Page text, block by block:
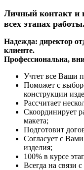
Личный контакт и
всех этапах работы.
Надежда: директор
клиенте.
Профессиональна,
Учтет все Ваши
Поможет с
конструкции
Рассчитает
Скоординирует
макета;
Подготовит
Согласует с
изделия;
100% в курсе
Всегда на связи